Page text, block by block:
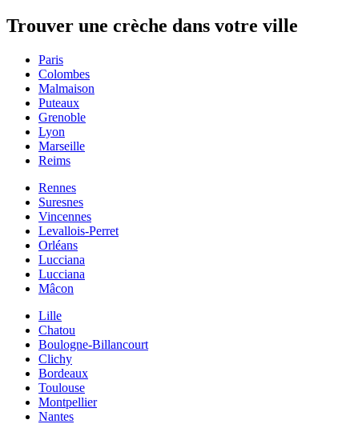
Trouver une crèche dans votre ville
Paris
Colombes
Malmaison
Puteaux
Grenoble
Lyon
Marseille
Reims
Rennes
Suresnes
Vincennes
Levallois-Perret
Orléans
Lucciana
Lucciana
Mâcon
Lille
Chatou
Boulogne-Billancourt
Clichy
Bordeaux
Toulouse
Montpellier
Nantes